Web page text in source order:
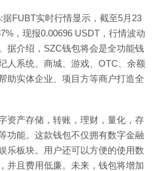
FUBT实时行情显示，截至5月23
，现报0.00696 USDT，行情波动
据介绍，SZC钱包将会是全功能钱
人系统、商城、游戏、OTC、余额
助实体企业、项目方等商户打造全
资产存储，转账，理财，量化，存
功能。这款钱包不仅拥有数字金融
乐板块。用户还可以方便的使用数
并且费用低廉。未来，钱包将增加